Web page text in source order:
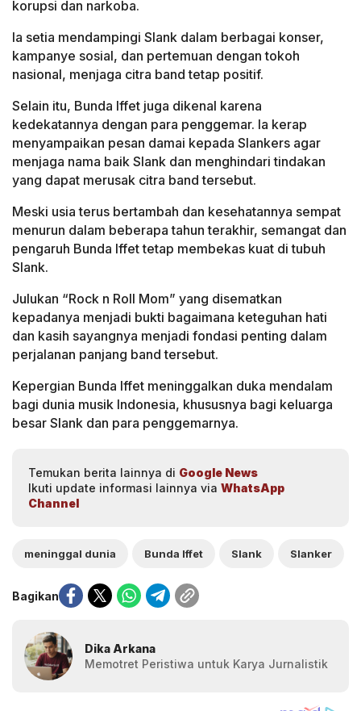
korupsi dan narkoba.
Ia setia mendampingi Slank dalam berbagai konser,
kampanye sosial, dan pertemuan dengan tokoh
nasional, menjaga citra band tetap positif.
Selain itu, Bunda Iffet juga dikenal karena
kedekatannya dengan para penggemar. Ia kerap
menyampaikan pesan damai kepada Slankers agar
menjaga nama baik Slank dan menghindari tindakan
yang dapat merusak citra band tersebut.
Meski usia terus bertambah dan kesehatannya sempat
menurun dalam beberapa tahun terakhir, semangat dan
pengaruh Bunda Iffet tetap membekas kuat di tubuh
Slank.
Julukan “Rock n Roll Mom” yang disematkan
kepadanya menjadi bukti bagaimana keteguhan hati
dan kasih sayangnya menjadi fondasi penting dalam
perjalanan panjang band tersebut.
Kepergian Bunda Iffet meninggalkan duka mendalam
bagi dunia musik Indonesia, khususnya bagi keluarga
besar Slank dan para penggemarnya.
Temukan berita lainnya di Google News
Ikuti update informasi lainnya via WhatsApp
Channel
meninggal dunia Bunda Iffet Slank Slanker
Bagikan
Dika Arkana
Memotret Peristiwa untuk Karya Jurnalistik